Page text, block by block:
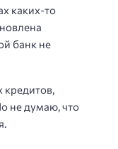
каких-то
банк не
кредитов,
не думаю, что